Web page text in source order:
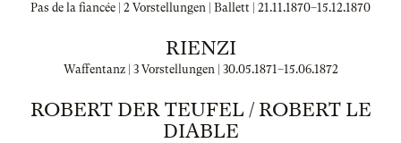
Pas de la fiancée | 2 Vorstellungen | Ballett | 21.11.1870–15.12.1870
RIENZI
Waffentanz | 3 Vorstellungen | 30.05.1871–15.06.1872
ROBERT DER TEUFEL / ROBERT LE
DIABLE